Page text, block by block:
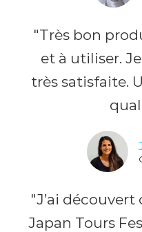
"Très bon
et à utiliser.
très satisfaite.
"J’ai
Japan Tours